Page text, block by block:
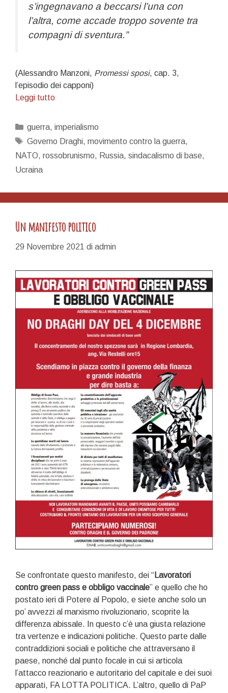
s’ingegnavano a beccarsi l’una con
l’altra, come accade troppo sovente tra
compagni di sventura.”
(Alessandro Manzoni, Promessi sposi, cap. 3,
l’episodio dei capponi)
Leggi tuttoI
Renzo
Categorie
guerra, imperialismo
Tag
Governo Draghi, movimento contro la guerra,
NATO, rossobrunismo, Russia, sindacalismo di base,
Ucraina
Un manifesto politico
29 Novembre 2021 di admin
Se confrontate questo manifesto, dei “Lavoratori
contro green pass e obbligo vaccinale” e quello che ho
postato ieri di Potere al Popolo, e siete anche solo un
po’ avvezzi al marxismo rivoluzionario, scoprite la
differenza abissale. In questo c’è una giusta relazione
tra vertenze e indicazioni politiche. Questo parte dalle
contraddizioni sociali e politiche che attraversano il
paese, nonché dal punto focale in cui si articola
l’attacco reazionario e autoritario del capitale e dei suoi
apparati, FA LOTTA POLITICA. L’altro, quello di PaP